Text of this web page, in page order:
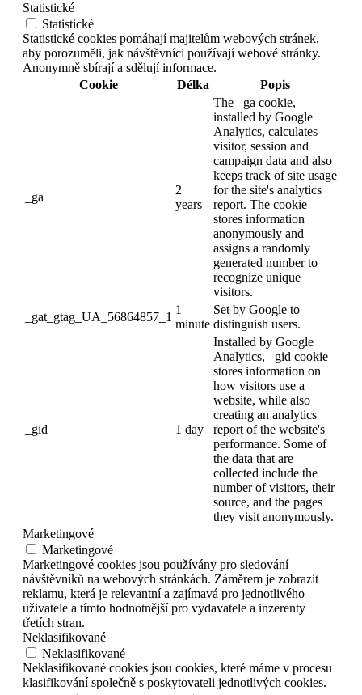
Statistické
Statistické
Statistické cookies pomáhají majitelům webových stránek,
aby porozuměli, jak návštěvníci používají webové stránky.
Anonymně sbírají a sdělují informace.
Cookie
Délka Popis
_ga
2
years
The _ga cookie,
installed by Google
Analytics, calculates
visitor, session and
campaign data and also
keeps track of site usage
for the site's analytics
report. The cookie
stores information
anonymously and
assigns a randomly
generated number to
recognize unique
visitors.
_gat_gtag_UA_56864857_1
1
minute
Set by Google to
distinguish users.
_gid 1 day
Installed by Google
Analytics, _gid cookie
stores information on
how visitors use a
website, while also
creating an analytics
report of the website's
performance. Some of
the data that are
collected include the
number of visitors, their
source, and the pages
they visit anonymously.
Marketingové
Marketingové
Marketingové cookies jsou používány pro sledování
návštěvníků na webových stránkách. Záměrem je zobrazit
reklamu, která je relevantní a zajímavá pro jednotlivého
uživatele a tímto hodnotnější pro vydavatele a inzerenty
třetích stran.
Neklasifikované
Neklasifikované
Neklasifikované cookies jsou cookies, které máme v procesu
klasifikování společně s poskytovateli jednotlivých cookies.